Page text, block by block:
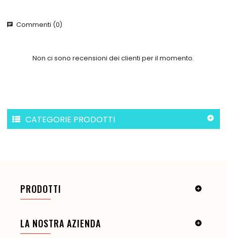
chat Commenti (0)
Non ci sono recensioni dei clienti per il momento.
CATEGORIE PRODOTTI 
PRODOTTI 
LA NOSTRA AZIENDA 